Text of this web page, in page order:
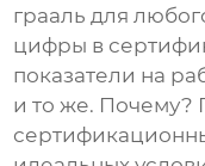
грааль для
цифры в
показатели на
и то же. Почему?